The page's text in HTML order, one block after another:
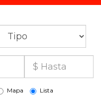
Mapa Lista